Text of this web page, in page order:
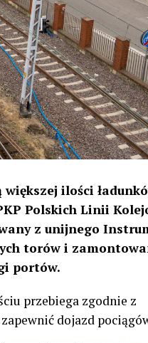
ilości
Polskich Linii
z unijnego
torów i
portów.
przebiega zgodnie z
dojazd